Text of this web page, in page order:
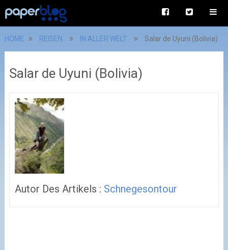
HOME REISEN IN ALLER WELT Salar de Uyuni (Bolivia)
Salar de Uyuni (Bolivia)
Autor Des Artikels : Schnegesontour